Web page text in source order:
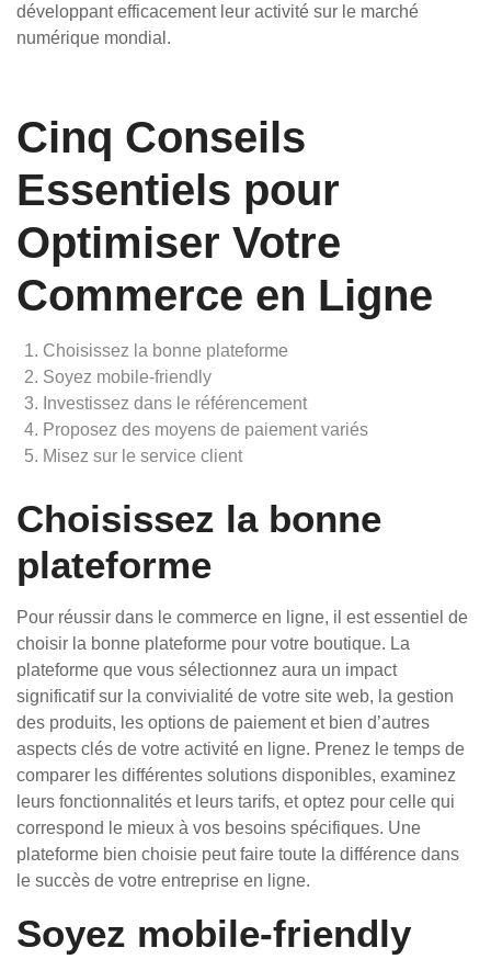
développant efficacement leur activité sur le marché
numérique mondial.
Cinq Conseils
Essentiels pour
Optimiser Votre
Commerce en Ligne
Choisissez la bonne plateforme
Soyez mobile-friendly
Investissez dans le référencement
Proposez des moyens de paiement variés
Misez sur le service client
Choisissez la bonne
plateforme
Pour réussir dans le commerce en ligne, il est essentiel de
choisir la bonne plateforme pour votre boutique. La
plateforme que vous sélectionnez aura un impact
significatif sur la convivialité de votre site web, la gestion
des produits, les options de paiement et bien d’autres
aspects clés de votre activité en ligne. Prenez le temps de
comparer les différentes solutions disponibles, examinez
leurs fonctionnalités et leurs tarifs, et optez pour celle qui
correspond le mieux à vos besoins spécifiques. Une
plateforme bien choisie peut faire toute la différence dans
le succès de votre entreprise en ligne.
Soyez mobile-friendly